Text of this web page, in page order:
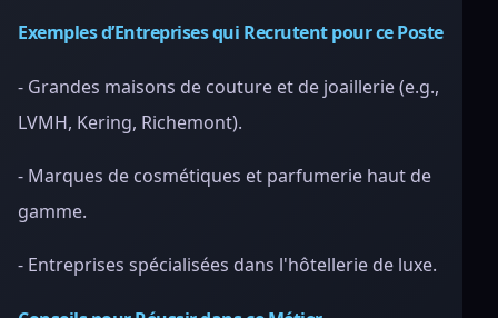
Exemples d’Entreprises qui Recrutent pour ce Poste
- Grandes maisons de couture et de joaillerie (e.g.,
LVMH, Kering, Richemont).
- Marques de cosmétiques et parfumerie haut de
gamme.
- Entreprises spécialisées dans l'hôtellerie de luxe.